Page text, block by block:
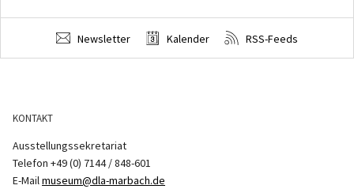
Newsletter Kalender RSS-Feeds
KONTAKT
Ausstellungssekretariat
Telefon +49 (0) 7144 / 848-601
E-Mailmuseum@dla-marbach.de